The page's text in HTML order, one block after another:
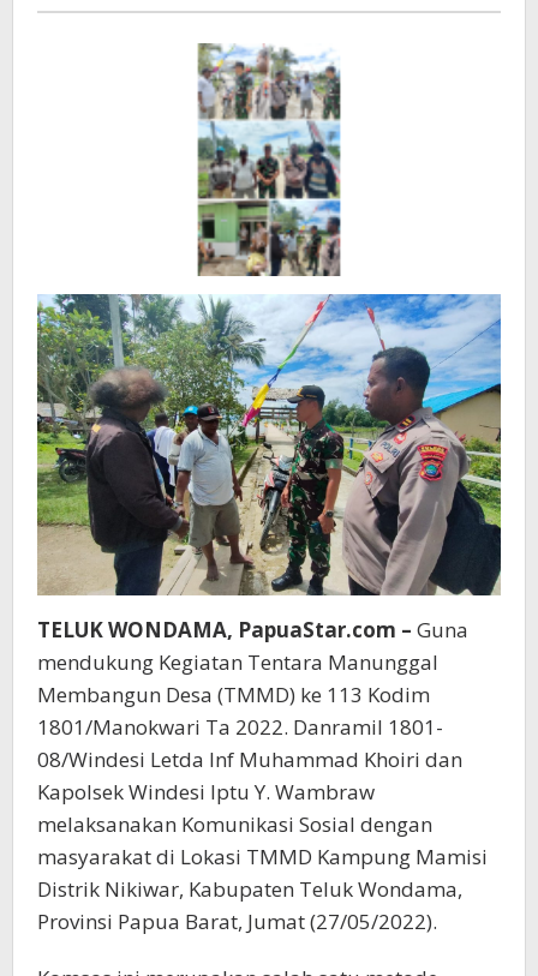
"Makeover"
TELUK WONDAMA, PapuaStar.com – Guna
mendukung Kegiatan Tentara Manunggal
Membangun Desa (TMMD) ke 113 Kodim
1801/Manokwari Ta 2022. Danramil 1801-
08/Windesi Letda Inf Muhammad Khoiri dan
Kapolsek Windesi Iptu Y. Wambraw
melaksanakan Komunikasi Sosial dengan
masyarakat di Lokasi TMMD Kampung Mamisi
Distrik Nikiwar, Kabupaten Teluk Wondama,
Provinsi Papua Barat, Jumat (27/05/2022).